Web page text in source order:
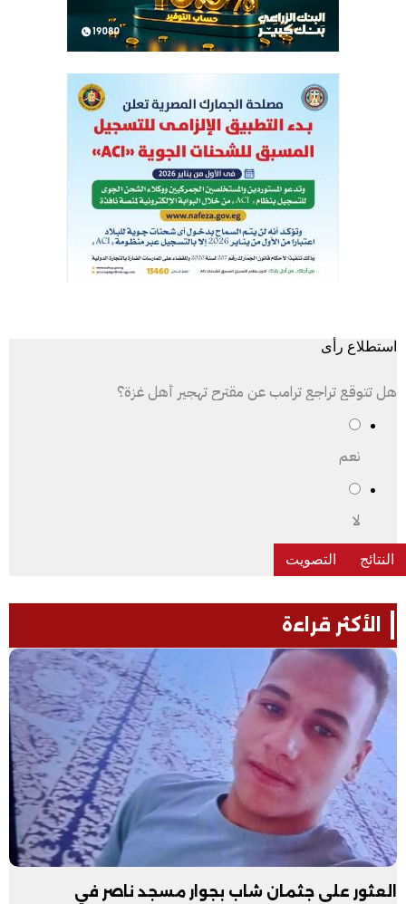
استطلاع رأى
هل تتوقع تراجع ترامب عن مقترح تهجير أهل غزة؟
نعم
لا
الأكثر قراءة
العثور على جثمان شاب بجوار مسجد ناصر في